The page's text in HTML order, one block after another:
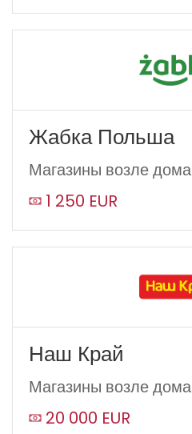
Жабка Польша
Магазины возле дома
1 250 EUR
Наш Край
Магазины возле дома
20 000 EUR